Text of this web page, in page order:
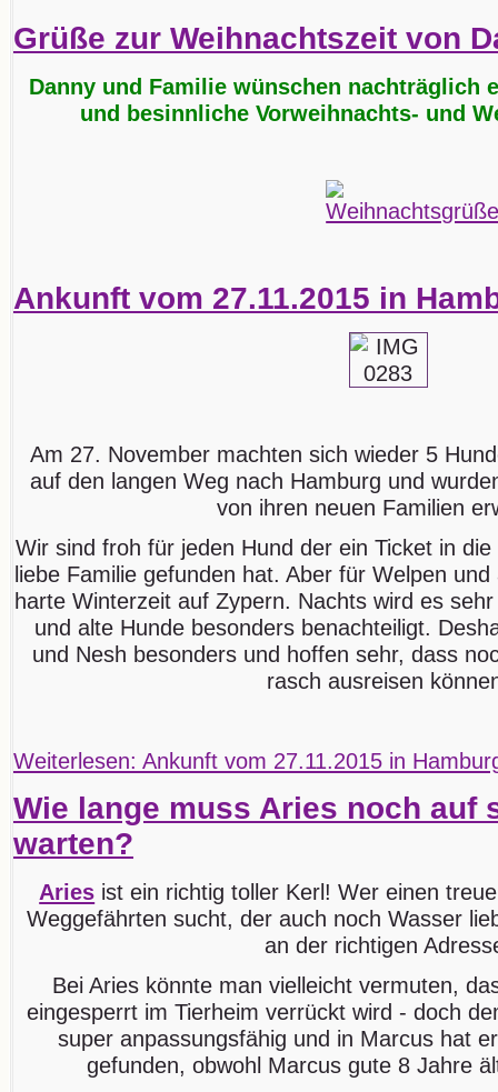
Grüße zur Weihnachtszeit von
Danny und Familie wünschen nachträglich
und besinnliche Vorweihnachts- und
Ankunft vom 27.11.2015 in
Am 27. November machten sich wieder 5
auf den langen Weg nach Hamburg und
von ihren neuen Familien
Wir sind froh für jeden Hund der ein Ticket in
liebe Familie gefunden hat. Aber für Welpen
harte Winterzeit auf Zypern. Nachts wird es
und alte Hunde besonders benachteiligt.
und Nesh besonders und hoffen sehr, dass
rasch ausreisen
Weiterlesen: Ankunft vom 27.11.2015 in
Wie lange muss Aries noch auf
warten?
Aries ist ein richtig toller Kerl! Wer einen
Weggefährten sucht, der auch noch Wasser
an der richtigen
Bei Aries könnte man vielleicht vermuten,
eingesperrt im Tierheim verrückt wird - doch
super anpassungsfähig und in Marcus hat
gefunden, obwohl Marcus gute 8 Jahre